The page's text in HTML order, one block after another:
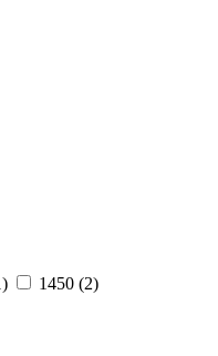
) 1450 (2)